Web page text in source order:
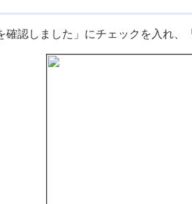
確認しました」にチェックを入れ